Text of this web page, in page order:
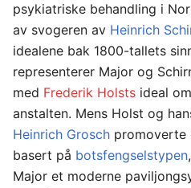
psykiatriske behandling i
av svogeren av Heinrich
idealene bak 1800-tallets
representerer Major og
med Frederik Holsts ideal
anstalten. Mens Holst og
Heinrich Grosch promoverte
basert på botsfengselstypen
Major et moderne